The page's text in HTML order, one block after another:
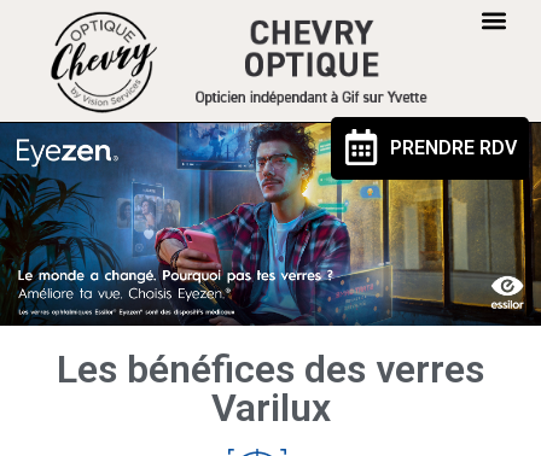
PRENDRE RDV
Les bénéfices des verres
Varilux